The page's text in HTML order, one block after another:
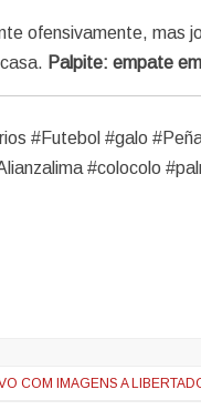
ofensivamente, mas
Palpite: empate
#Futebol #galo
#colocolo
COM IMAGENS A